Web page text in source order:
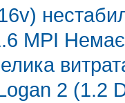
MPI Немає
2 (1.2